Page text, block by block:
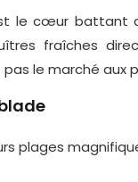
le cœur battant
fraîches
le marché aux
plages